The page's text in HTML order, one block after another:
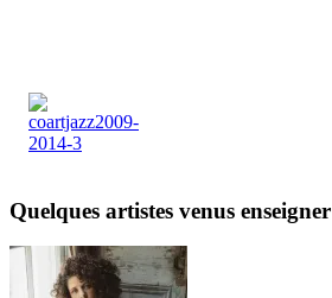
Quelques artistes venus enseigner